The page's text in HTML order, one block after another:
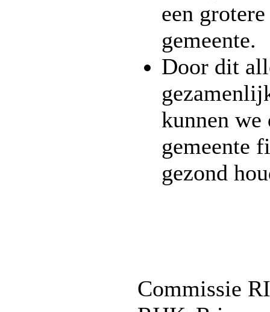
een
gemeente.
Door dit
kunnen we
gemeente
gezond
Commissie